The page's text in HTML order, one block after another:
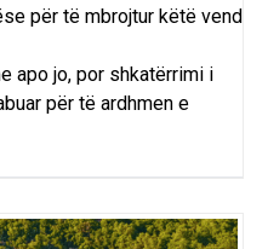
për të mbrojtur këtë vend
apo jo, por shkatërrimi i
për të ardhmen e